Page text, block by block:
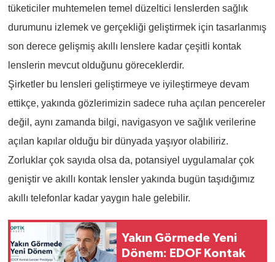
tüketiciler muhtemelen temel düzeltici lenslerden sağlık
durumunu izlemek ve gerçekliği geliştirmek için tasarlanmış
son derece gelişmiş akıllı lenslere kadar çeşitli kontak
lenslerin mevcut olduğunu göreceklerdir.
Şirketler bu lensleri geliştirmeye ve iyileştirmeye devam
ettikçe, yakında gözlerimizin sadece ruha açılan pencereler
değil, aynı zamanda bilgi, navigasyon ve sağlık verilerine
açılan kapılar olduğu bir dünyada yaşıyor olabiliriz.
Zorluklar çok sayıda olsa da, potansiyel uygulamalar çok
geniştir ve akıllı kontak lensler yakında bugün taşıdığımız
akıllı telefonlar kadar yaygın hale gelebilir.
Yakın Görmede Yeni
Dönem: EDOF Kontak